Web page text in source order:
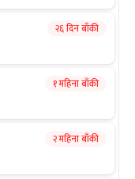
२६ दिन बाँकी
१ महिना बाँकी
२ महिना बाँकी